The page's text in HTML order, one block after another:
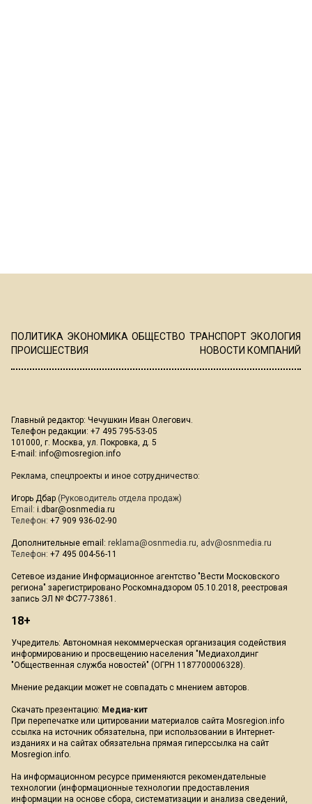
ПОЛИТИКА ЭКОНОМИКА ОБЩЕСТВО ТРАНСПОРТ ЭКОЛОГИЯ
ПРОИСШЕСТВИЯ
НОВОСТИ КОМПАНИЙ
Главный редактор: Чечушкин Иван Олегович.
Телефон редакции: +7 495 795-53-05
101000, г. Москва, ул. Покровка, д. 5
E-mail: info@mosregion.info
Реклама, спецпроекты и иное сотрудничество:
Игорь Дбар (Руководитель отдела продаж)
Email: i.dbar@osnmedia.ru
Телефон: +7 909 936-02-90
Дополнительные email: reklama@osnmedia.ru, adv@osnmedia.ru
Телефон: +7 495 004-56-11
Сетевое издание Информационное агентство "Вести Московского
региона" зарегистрировано Роскомнадзором 05.10.2018, реестровая
запись ЭЛ № ФС77-73861.
18+
Учредитель: Автономная некоммерческая организация содействия
информированию и просвещению населения "Медиахолдинг
"Общественная служба новостей" (ОГРН 1187700006328).
Мнение редакции может не совпадать с мнением авторов.
Скачать презентацию: Медиа-кит
При перепечатке или цитировании материалов сайта Mosregion.info
ссылка на источник обязательна, при использовании в Интернет-
изданиях и на сайтах обязательна прямая гиперссылка на сайт
Mosregion.info.
На информационном ресурсе применяются рекомендательные
технологии (информационные технологии предоставления
информации на основе сбора, систематизации и анализа сведений,